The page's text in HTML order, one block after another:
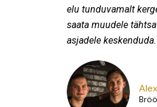
elu tunduvamalt
saata muudele
asjadele keskenduda.